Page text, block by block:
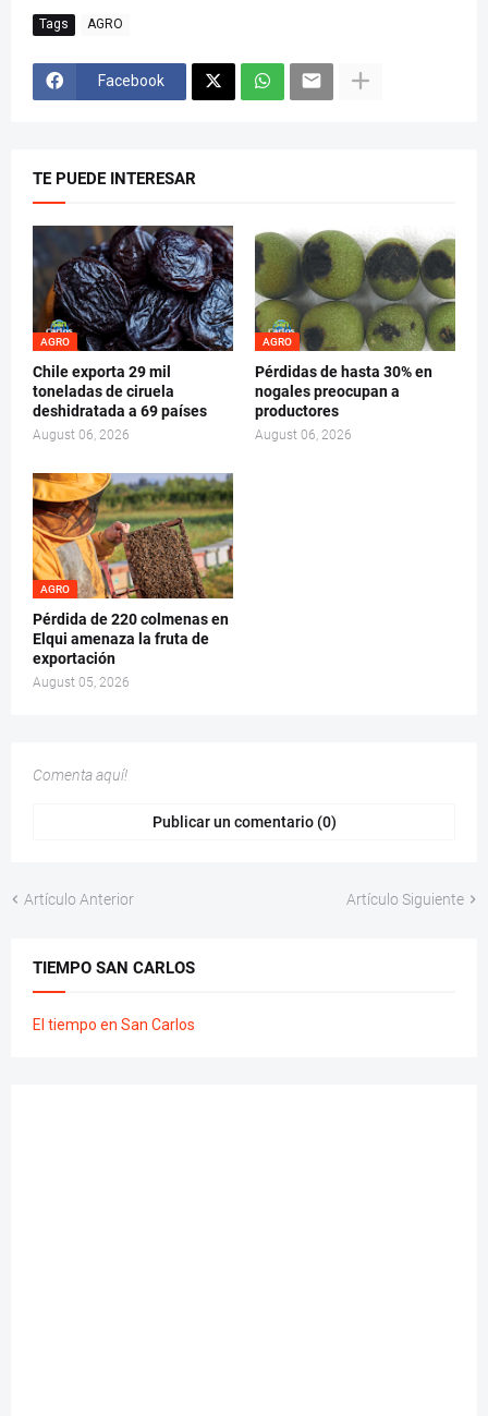
Tags AGRO
Facebook
TE PUEDE INTERESAR
AGRO
Chile exporta 29 mil
toneladas de ciruela
deshidratada a 69 países
August 06, 2026
AGRO
Pérdidas de hasta 30% en
nogales preocupan a
productores
August 06, 2026
AGRO
Pérdida de 220 colmenas en
Elqui amenaza la fruta de
exportación
August 05, 2026
Comenta aquí!
Publicar un comentario (0)
Artículo Anterior Artículo Siguiente
TIEMPO SAN CARLOS
El tiempo en San Carlos